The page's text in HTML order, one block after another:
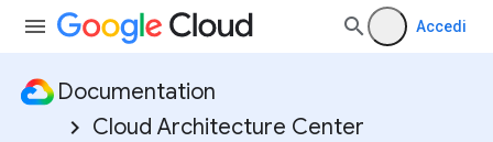
Accedi
Documentation
Cloud Architecture Center